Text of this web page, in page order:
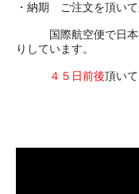
・納期 ご注文を頂いて
国際航空便で日本へ
りしています。
４５日前後頂いて